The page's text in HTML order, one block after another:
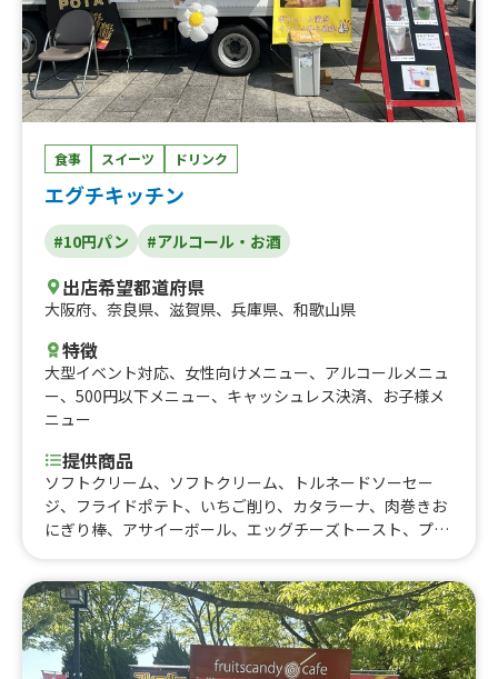
食事 スイーツ ドリンク
エグチキッチン
#10円パン #アルコール・お酒
出店希望都道府県
大阪府、 奈良県、 滋賀県、 兵庫県、 和歌山県
特徴
大型イベント対応、 女性向けメニュー、 アルコールメニュ
ー、 500円以下メニュー、 キャッシュレス決済、 お子様メ
ニュー
提供商品
ソフトクリーム、ソフトクリーム、トルネードソーセー
ジ、フライドポテト、いちご削り、カタラーナ、肉巻きお
にぎり棒、アサイーボール、エッグチーズトースト、プル
大盛り焼きそば、オムそばたこ焼き、旨辛豚カルビ丼、唐
揚げ丼、10円パン、肉吸い、コーンスープ、たません、塩
だれきゅうり、冷やしネギ塩豚そうめん、ドッカンみか
ん、鶏皮餃子、焼き鳥3本、たこ焼き5つ、チュロス、ミニ
チョコクレープ、ハイボール、チューハイ、ビール、レイ